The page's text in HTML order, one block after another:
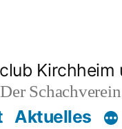
Kirchheim
Der
Aktuelles